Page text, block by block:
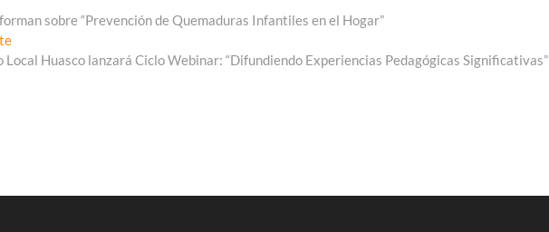
sobre “Prevención de Quemaduras Infantiles en el Hogar”
Entrada
siguiente:
Local Huasco lanzará Ciclo Webinar: “Difundiendo Experiencias Pedagógicas Significativas”